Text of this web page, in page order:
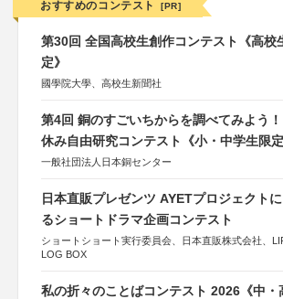
おすすめのコンテスト [PR]
第30回 全国高校生創作コンテスト《高校
定》
國學院大學、高校生新聞社
第4回 銅のすごいちからを調べてみよう
休み自由研究コンテスト《小・中学生限定
一般社団法人日本銅センター
日本直販プレゼンツ AYETプロジェクトに
るショートドラマ企画コンテスト
ショートショート実行委員会、日本直販株式会社、
LOG BOX
私の折々のことばコンテスト 2026《中・